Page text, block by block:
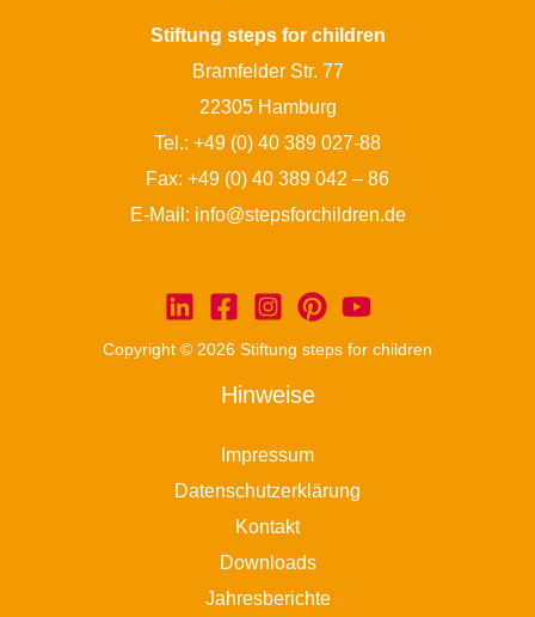
Stiftung steps for children
Bramfelder Str. 77
22305 Hamburg
Tel.: +49 (0) 40 389 027-88
Fax: +49 (0) 40 389 042 – 86
E-Mail: info@stepsforchildren.de
Copyright © 2026 Stiftung steps for children
Hinweise
Impressum
Datenschutzerklärung
Kontakt
Downloads
Jahresberichte